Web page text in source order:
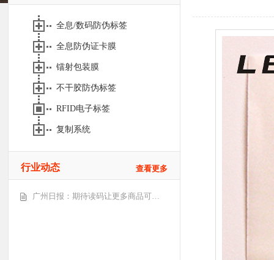
全息/数码防伪标签
全息防伪证卡膜
镭射包装膜
不干胶防伪标签
RFID电子标签
复制系统
行业动态 查看更多
广州日报：期待读码让更多商品可…